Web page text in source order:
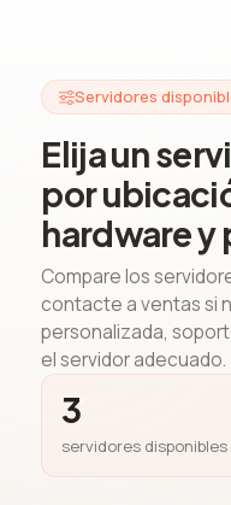
Servidores
Elija un
por
hardware y
Compare los
contacte a ventas si
personalizada,
el servidor adecuado.
3
servidores